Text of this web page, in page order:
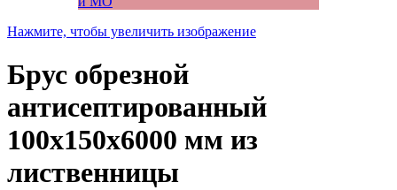
Нажмите, чтобы увеличить изображение
Брус обрезной
антисептированный
100x150x6000 мм из
лиственницы